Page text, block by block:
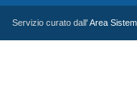
Servizio curato dall'Area